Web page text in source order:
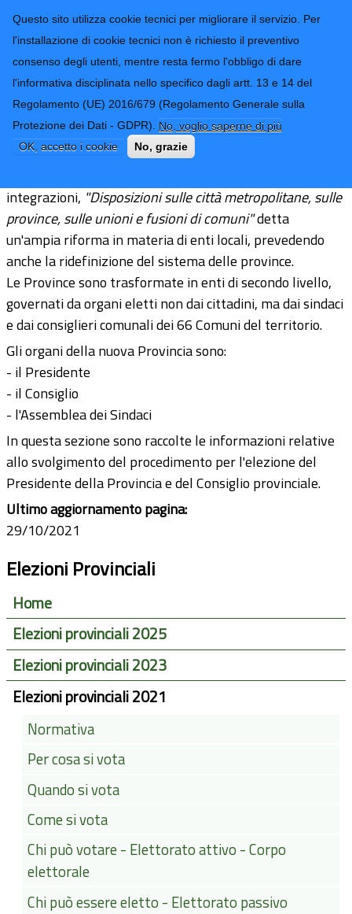
Questo sito utilizza cookie tecnici per migliorare il servizio. Per
l'installazione di cookie tecnici non è richiesto il preventivo
consenso degli utenti, mentre resta fermo l'obbligo di dare
l'informativa disciplinata nello specifico dagli artt. 13 e 14 del
Regolamento (UE) 2016/679 (Regolamento Generale sulla
Protezione dei Dati - GDPR). No, voglio saperne di più
OK, accetto i cookie
No, grazie
Provincia di
Imperia
CONTATTI-URP
TRASPARENZA
Form di ricerca
Elezioni provinciali 2021
integrazioni, "Disposizioni sulle città metropolitane, sulle
province, sulle unioni e fusioni di comuni"detta
un'ampia riforma in materia di enti locali, prevedendo
anche la ridefinizione del sistema delle province.
Le Province sono trasformate in enti di secondo livello,
governati da organi eletti non dai cittadini, ma dai sindaci
e dai consiglieri comunali dei 66 Comuni del territorio.
Gli organi della nuova Provincia sono:
- il Presidente
- il Consiglio
- l'Assemblea dei Sindaci
In questa sezione sono raccolte le informazioni relative
allo svolgimento del procedimento per l'elezione del
Presidente della Provincia e del Consiglio provinciale.
Ultimo aggiornamento pagina:
29/10/2021
Elezioni Provinciali
Home
Elezioni provinciali 2025
Elezioni provinciali 2023
Elezioni provinciali 2021
Normativa
Per cosa si vota
Quando si vota
Come si vota
Chi può votare - Elettorato attivo - Corpo
elettorale
Chi può essere eletto - Elettorato passivo